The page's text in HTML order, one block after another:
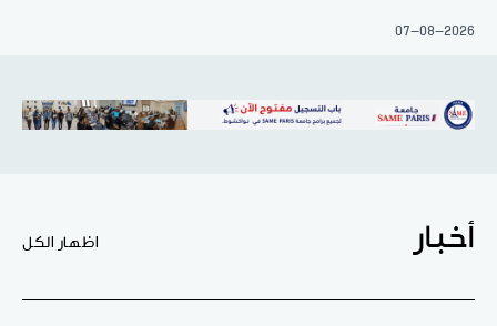
07-08-2026
أخبار اظهار الكل